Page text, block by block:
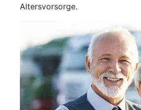
Altersvorsorge.